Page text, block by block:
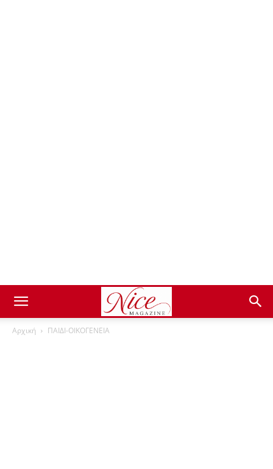
Αρχική ΠΑΙΔΙ-ΟΙΚΟΓΕΝΕΙΑ